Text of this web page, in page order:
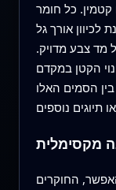
קטמין. כל חומר
אורך גל
מד צבע מדויק.
הקטן במקדם
הסמים האלו
מקסימלית
החוקרים